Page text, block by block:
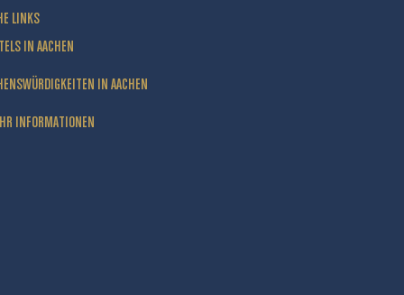
LINKS
IN AACHEN
IN AACHEN
INFORMATIONEN